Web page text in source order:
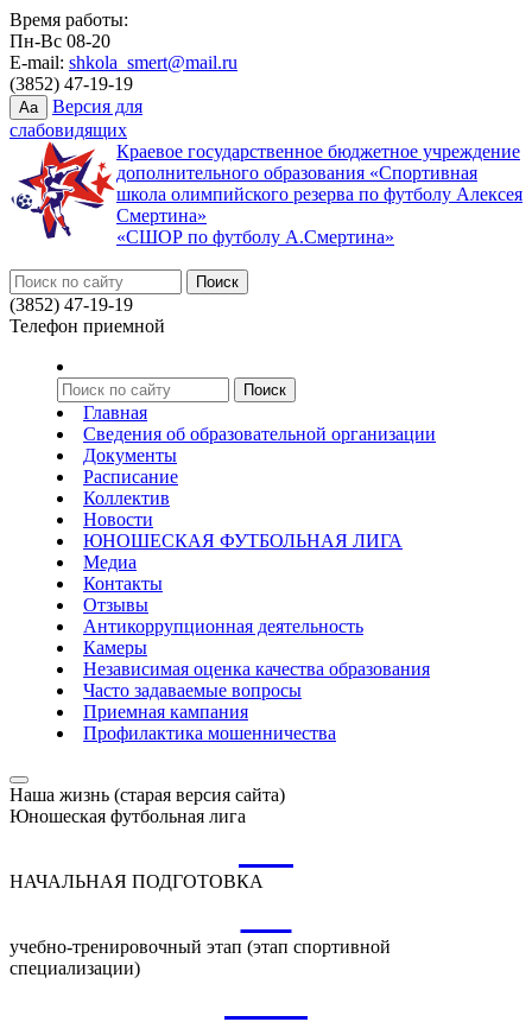
Время работы:
Пн-Вс 08-20
E-mail: shkola_smert@mail.ru
(3852) 47-19-19
Aa
Версия для
слабовидящих
Краевое государственное бюджетное учреждение
дополнительного образования «Спортивная
школа олимпийского резерва по футболу Алексея
Смертина»
«СШОР по футболу А.Смертина»
(3852) 47-19-19
Телефон приемной
Главная
Сведения об образовательной организации
Документы
Расписание
Коллектив
Новости
ЮНОШЕСКАЯ ФУТБОЛЬНАЯ ЛИГА
Медиа
Контакты
Отзывы
Антикоррупционная деятельность
Камеры
Независимая оценка качества образования
Часто задаваемые вопросы
Приемная кампания
Профилактика мошенничества
Наша жизнь (старая версия сайта)
Юношеская футбольная лига
НАЧАЛЬНАЯ ПОДГОТОВКА
учебно-тренировочный этап (этап спортивной
специализации)